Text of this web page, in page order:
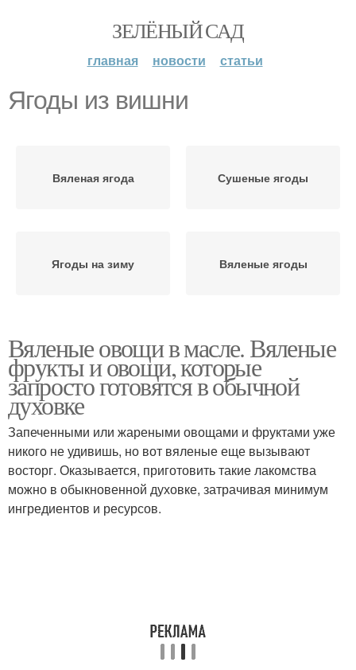
ЗЕЛЁНЫЙ САД
главная новости статьи
Ягоды из вишни
Вяленая ягода Сушеные ягоды
Ягоды на зиму Вяленые ягоды
Вяленые овощи в масле. Вяленые
фрукты и овощи, которые
запросто готовятся в обычной
духовке
Запеченными или жареными овощами и фруктами уже
никого не удивишь, но вот вяленые еще вызывают
восторг. Оказывается, приготовить такие лакомства
можно в обыкновенной духовке, затрачивая минимум
ингредиентов и ресурсов.